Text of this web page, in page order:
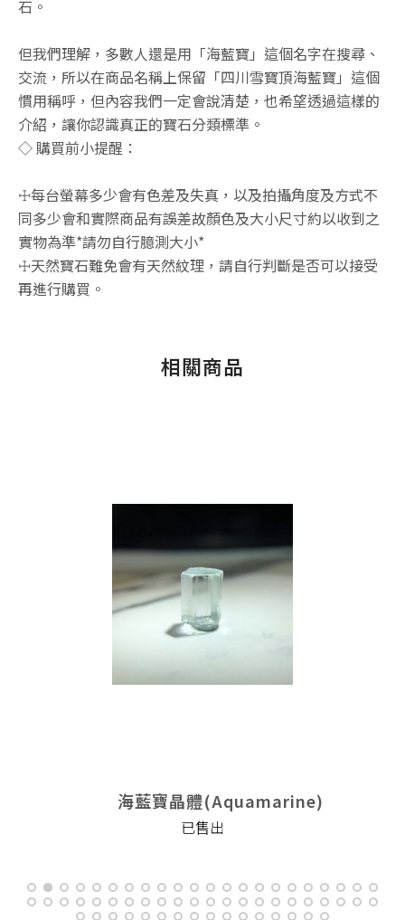
石。
但我們理解，多數人還是用「海藍寶」這個名字在搜尋、
交流，所以在商品名稱上保留「四川雪寶頂海藍寶」這個
慣用稱呼，但內容我們一定會說清楚，也希望透過這樣的
介紹，讓你認識真正的寶石分類標準。
◇ 購買前小提醒：
☩每台螢幕多少會有色差及失真，以及拍攝角度及方式不
同多少會和實際商品有誤差故顏色及大小尺寸約以收到之
實物為準*請勿自行臆測大小*
☩天然寶石難免會有天然紋理，請自行判斷是否可以接受
再進行購買。
相關商品
海藍寶晶體(Aquamarine)
已售出